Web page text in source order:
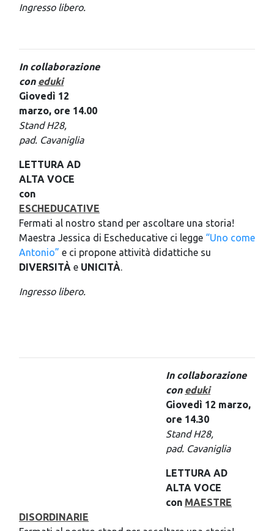
Ingresso libero.
In collaborazione
con eduki
Giovedì 12
marzo, ore 14.00
Stand H28,
pad. Cavaniglia
LETTURA AD
ALTA VOCE
con
ESCHEDUCATIVE
Fermati al nostro stand per ascoltare una storia!
Maestra Jessica di Escheducative ci legge “Uno come
Antonio” e ci propone attività didattiche su
DIVERSITÀ e UNICITÀ.
Ingresso libero.
In collaborazione
con eduki
Giovedì 12 marzo,
ore 14.30
Stand H28,
pad. Cavaniglia
LETTURA AD
ALTA VOCE
con MAESTRE
DISORDINARIE